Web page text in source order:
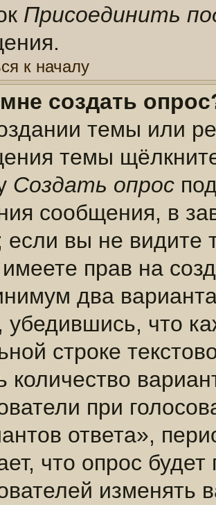
Присоединить
к началу
создать
темы или
темы
Создать опрос
сообщения, в
если вы не видите
прав на
два
убедившись, что
строке
количество
при
ответа»,
что опрос
изменять